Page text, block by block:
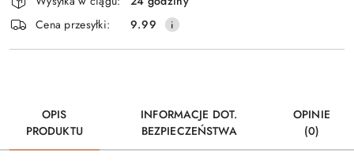
i
dostawa
Cena przesyłki:
9.99
OPIS
PRODUKTU
INFORMACJE DOT.
BEZPIECZEŃSTWA
OPINIE
(0)